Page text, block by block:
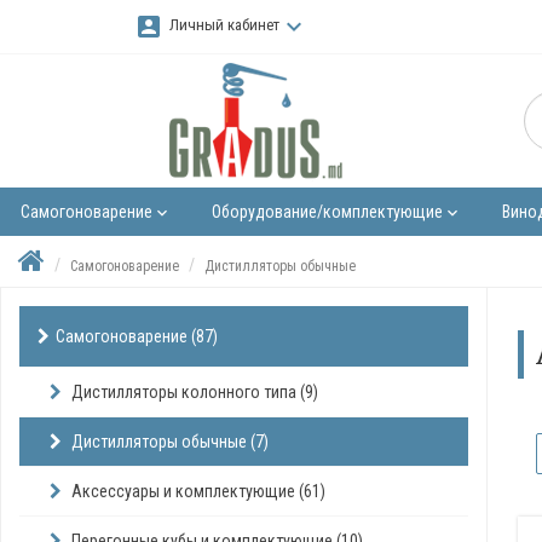
account_box Личный кабинетkeyboard_arrow_down
Самогоноварение keyboard_arrow_down Оборудование/комплектующие keyboard_arrow_down
Самогоноварение Дистилляторы обычные
Самогоноварение (87)
Дистилляторы колонного типа (9)
Дистилляторы обычные (7)
Аксессуары и комплектующие (61)